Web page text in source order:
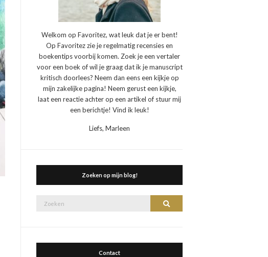
Welkom op Favoritez, wat leuk dat je er bent!
Op Favoritez zie je regelmatig recensies en
boekentips voorbij komen. Zoek je een vertaler
voor een boek of wil je graag dat ik je manuscript
kritisch doorlees? Neem dan eens een kijkje op
mijn zakelijke pagina! Neem gerust een kijkje,
laat een reactie achter op een artikel of stuur mij
een berichtje! Vind ik leuk!
Liefs, Marleen
Zoeken op mijn blog!
Zoek
Zoeken
Contact